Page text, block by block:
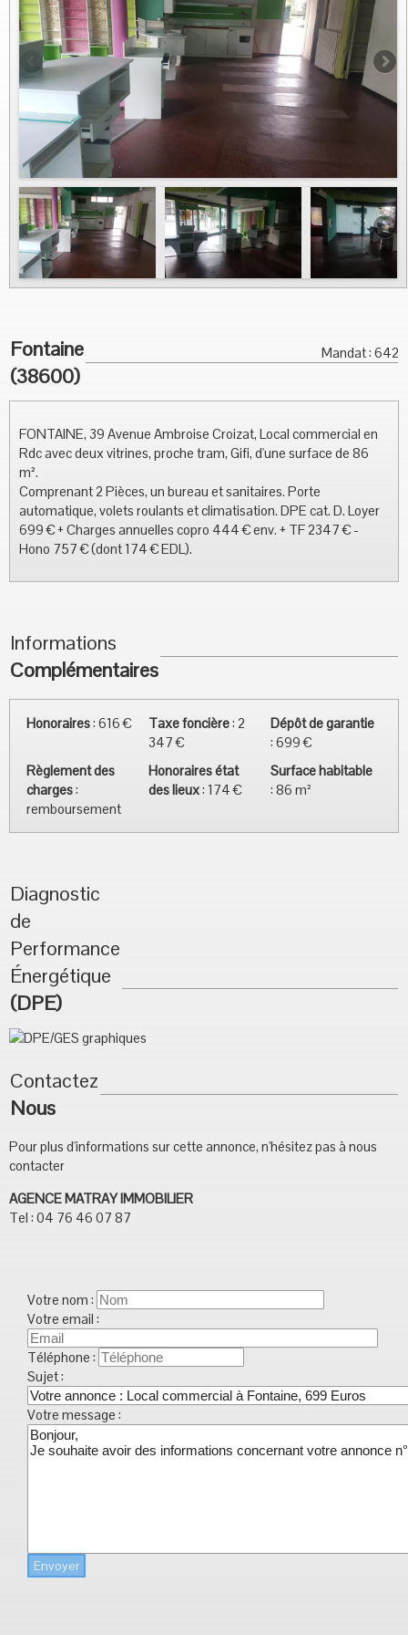
Vous Vendez
Nous contacter
Fontaine
(38600)
FONTAINE, 39 Avenue Ambroise Croizat, Local commercial en
Rdc avec deux vitrines, proche tram, Gifi, d'une surface de 86
m².
Comprenant 2 Pièces, un bureau et sanitaires. Porte
automatique, volets roulants et climatisation. DPE cat. D. Loyer
699 € + Charges annuelles copro 444 € env. + TF 2347 € -
Hono 757 € (dont 174 € EDL).
Mandat : 642
Informations
Complémentaires
Honoraires:616 € Taxe foncière:2
347 €
Dépôt de garantie
:699 €
Règlement des
charges:
remboursement
Honoraires état
des lieux: 174 €
Surface habitable
:86 m²
Diagnostic
de
Performance
Énergétique
(DPE)
Contactez
Nous
Pour plus d'informations sur cette annonce, n'hésitez pas à nous
contacter
AGENCE MATRAY IMMOBILIER
Tel : 04 76 46 07 87
Votre nom :
Votre email :
Téléphone :
Sujet :
Votre message :
Envoyer